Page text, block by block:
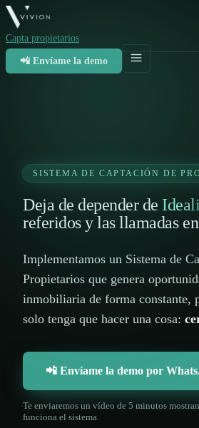
Capta propietarios
📲 Envíame la demo
SISTEMA DE CAPTACIÓN DE
Deja de depender de
referidos y las llamadas
Implementamos un Sistema de
Propietarios que genera
inmobiliaria de forma constante,
solo tenga que hacer una cosa:
📲 Envíame la demo por
Te enviaremos un vídeo de 5 minutos
funciona el sistema.